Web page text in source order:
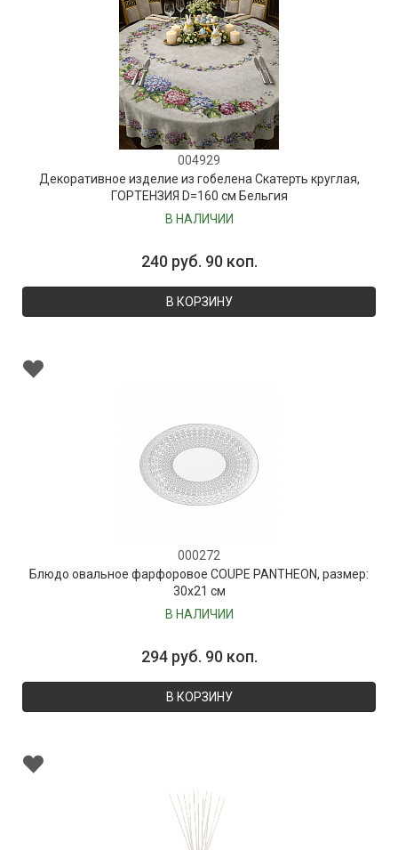
004929
Декоративное изделие из гобелена Скатерть круглая,
ГОРТЕНЗИЯ D=160 см Бельгия
В НАЛИЧИИ
240 руб. 90 коп.
В КОРЗИНУ
000272
Блюдо овальное фарфоровое COUPE PANTHEON, размер:
30х21 см
В НАЛИЧИИ
294 руб. 90 коп.
В КОРЗИНУ